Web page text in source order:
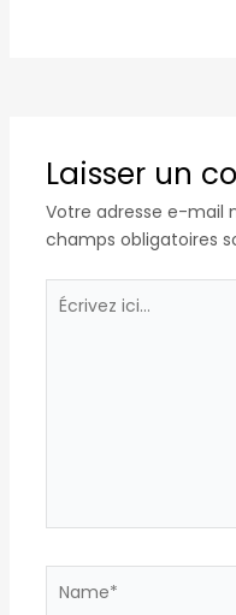
Laisser un
Votre adresse e-mail
champs obligatoires
Écrivez
ici…